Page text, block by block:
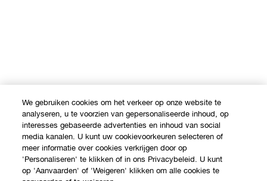
We gebruiken cookies om het verkeer op onze website te
analyseren, u te voorzien van gepersonaliseerde inhoud, op
interesses gebaseerde advertenties en inhoud van social
media kanalen. U kunt uw cookievoorkeuren selecteren of
meer informatie over cookies verkrijgen door op
'Personaliseren' te klikken of in ons Privacybeleid. U kunt
op 'Aanvaarden' of 'Weigeren' klikken om alle cookies te